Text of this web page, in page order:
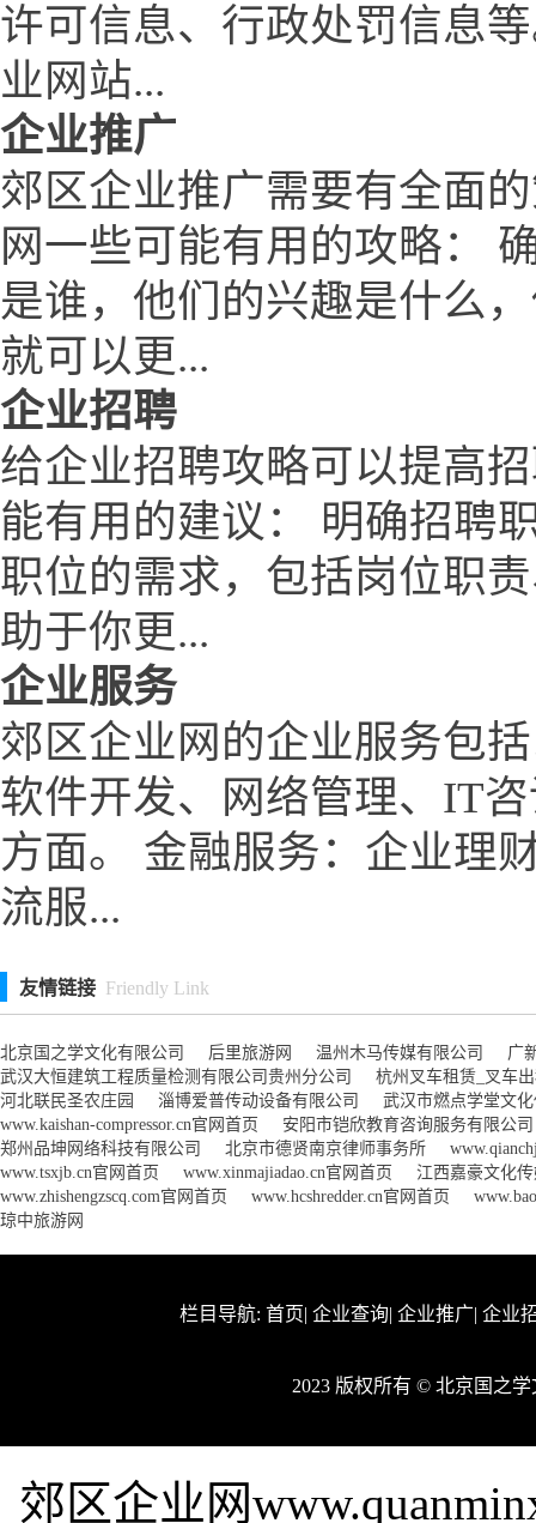
许可信息、行政处罚信息
业网站...
企业推广
郊区企业推广需要有全面
网一些可能有用的攻略：
是谁，他们的兴趣是什么
就可以更...
企业招聘
给企业招聘攻略可以提高
能有用的建议： 明确招聘
职位的需求，包括岗位职
助于你更...
企业服务
郊区企业网的企业服务包
软件开发、网络管理、IT
方面。 金融服务：企业理
流服...
友情链接 Friendly Link
北京国之学文化有限公司 后里旅游网 温州木马传媒有限公司
广
武汉大恒建筑工程质量检测有限公司贵州分公司
杭州叉车租赁_叉车
河北联民圣农庄园
淄博爱普传动设备有限公司
武汉市燃点学堂文
www.kaishan-compressor.cn官网首页
安阳市铠欣教育咨询服务有限公司
郑州品坤网络科技有限公司
北京市德贤南京律师事务所
www.tsxjb.cn官网首页
www.xinmajiadao.cn官网首页
江西嘉豪文化
www.zhishengzscq.com官网首页
www.hcshredder.cn官网首页
琼中旅游网
栏目导航: 首页| 企业查询| 企业推广| 企业
2023 版权所有 © 北京国之
郊区企业网